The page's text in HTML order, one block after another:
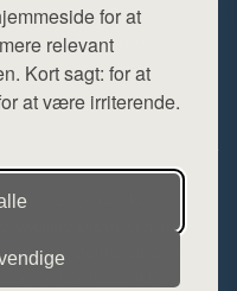
for at
relevant
Kort sagt: for at
at være irriterende.
Mail: hej@want.dk
Cookie- og privatlivspolitik
udgiver en række
produkter fra
fra denne side - vi